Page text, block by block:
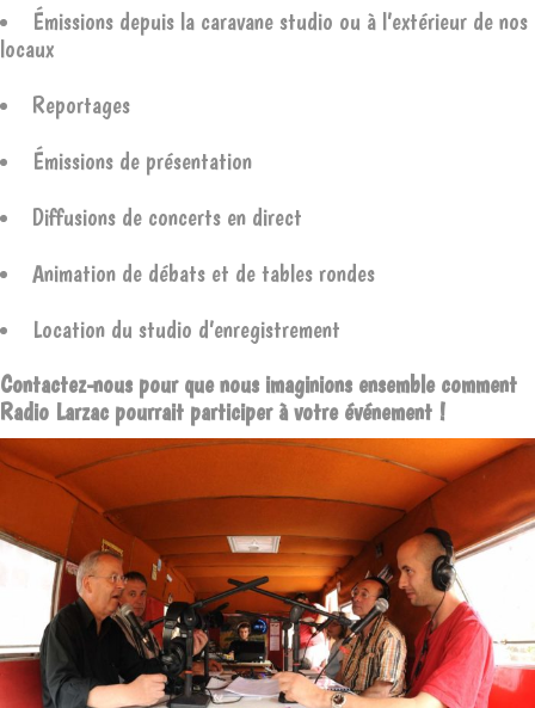
Émissions depuis la caravane studio ou à l’extérieur de nos
locaux
Reportages
Émissions de présentation
Diffusions de concerts en direct
Animation de débats et de tables rondes
Location du studio d’enregistrement
Contactez-nous pour que nous imaginions ensemble comment
Radio Larzac pourrait participer à votre événement !